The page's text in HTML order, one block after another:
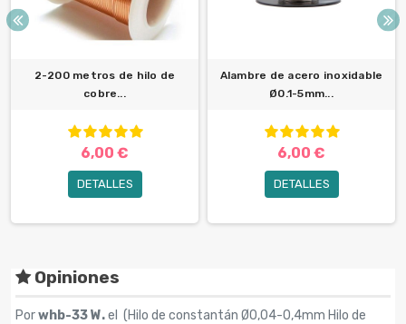
2-200 metros de hilo de
cobre...
6,00 €
DETALLES
Alambre de acero inoxidable
Ø0.1-5mm...
6,00 €
DETALLES
Opiniones
Porwhb-33 W.el (Hilo de constantán Ø0,04-0,4mm Hilo de